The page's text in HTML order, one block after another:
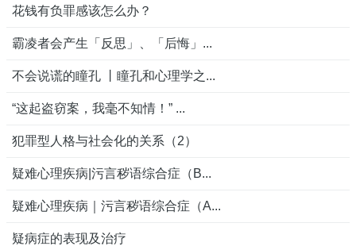
花钱有负罪感该怎么办？
霸凌者会产生「反思」、「后悔」...
不会说谎的瞳孔 丨瞳孔和心理学之...
“这起盗窃案，我毫不知情！” ...
犯罪型人格与社会化的关系（2）
疑难心理疾病|污言秽语综合症（B...
疑难心理疾病｜污言秽语综合症（A...
疑病症的表现及治疗